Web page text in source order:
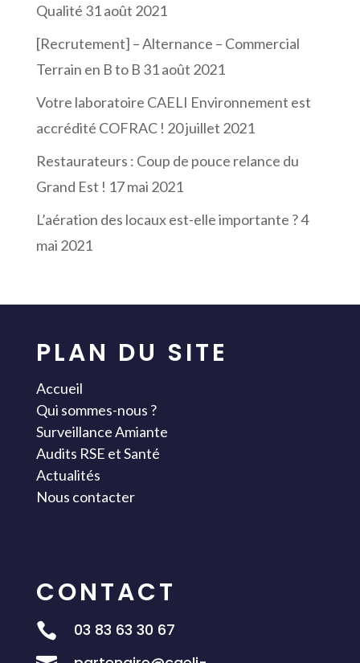
Qualité 31 août 2021
[Recrutement] – Alternance – Commercial
Terrain en B to B 31 août 2021
Votre laboratoire CAELI Environnement est
accrédité COFRAC ! 20 juillet 2021
Restaurateurs : Coup de pouce relance du
Grand Est ! 17 mai 2021
L’aération des locaux est-elle importante ?4
mai 2021
PLAN DU SITE
Accueil
Qui sommes-nous ?
Surveillance Amiante
Audits RSE et Santé
Actualités
Nous contacter
CONTACT
 03 83 63 30 67